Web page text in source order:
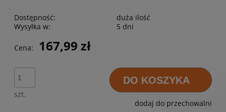
Dostępność:
duża ilość
Wysyłka w:
5 dni
Cena: 167,99 zł
szt.
DO KOSZYKA
dodaj do przechowalni